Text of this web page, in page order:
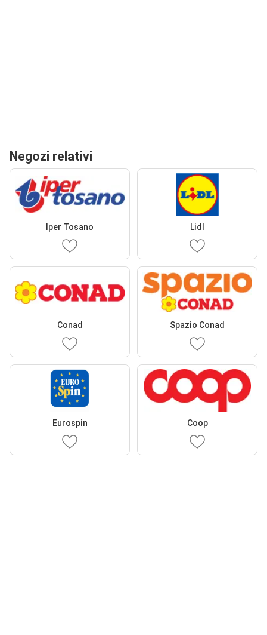
Negozi relativi
Iper Tosano Lidl
Conad Spazio Conad
Eurospin Coop